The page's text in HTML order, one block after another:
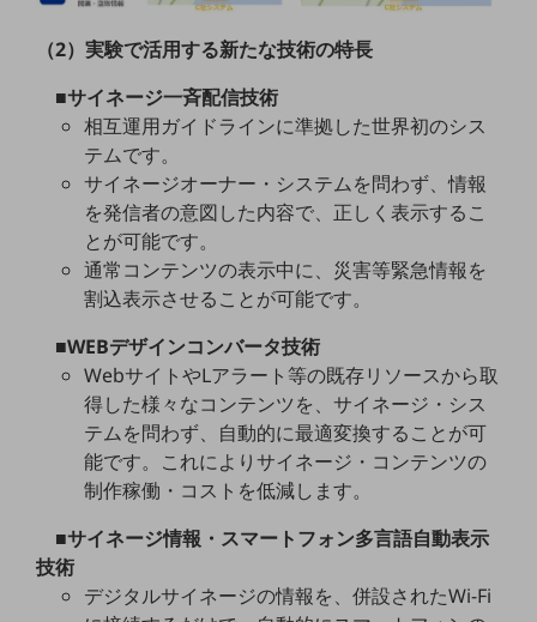
旬な話題やお役立ち資料などDXの課題を
解決するヒントをお届けする記事サイト
新着記事
お役立ち資料ダウンロード
トレンド記事特集
IT用語集
中堅中小企業向け
サービス・ソリューション
課題やニーズに合ったサービスをご紹介し、
中堅中小企業のビジネスをサポート！
お悩みから見つける
お悩みから見つけるTOP
ネットワーク
モバイル・音声
バックオフィス
リモート・ハイブリッドワーク
その他のお悩みはこちら
業界から見つける
業界から見つけるTOP
（2）実験で活用する新たな技術の特長
■サイネージ一斉配信技術
相互運用ガイドラインに準拠した世界初のシス
テムです。
サイネージオーナー・システムを問わず、情報
を発信者の意図した内容で、正しく表示するこ
とが可能です。
通常コンテンツの表示中に、災害等緊急情報を
割込表示させることが可能です。
■WEBデザインコンバータ技術
WebサイトやLアラート等の既存リソースから取
得した様々なコンテンツを、サイネージ・シス
テムを問わず、自動的に最適変換することが可
能です。これによりサイネージ・コンテンツの
制作稼働・コストを低減します。
■サイネージ情報・スマートフォン多言語自動表示
技術
デジタルサイネージの情報を、併設されたWi-Fi